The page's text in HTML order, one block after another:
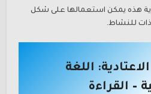
هذه يمكن استعمالها على شكل
للنشاط.
اللغة
– القراءة